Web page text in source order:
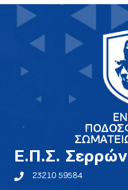
E.Π.Σ. Σερρών
23210 59584